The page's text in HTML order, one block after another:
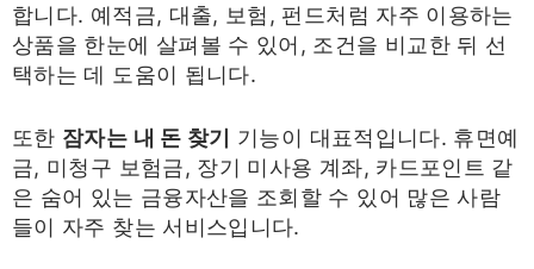
합니다. 예적금, 대출, 보험, 펀드처럼 자주 이용하는
상품을 한눈에 살펴볼 수 있어, 조건을 비교한 뒤 선
택하는 데 도움이 됩니다.
또한 잠자는 내 돈 찾기 기능이 대표적입니다. 휴면예
금, 미청구 보험금, 장기 미사용 계좌, 카드포인트 같
은 숨어 있는 금융자산을 조회할 수 있어 많은 사람
들이 자주 찾는 서비스입니다.